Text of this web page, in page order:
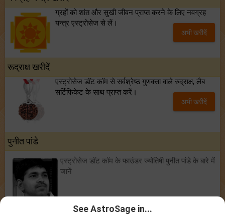
ग्रहों को शांत और सुखी जीवन प्राप्त करने के लिए नवग्रह
यन्त्र एस्ट्रोसेज से लें।
अभी खरीदें
रूद्राक्ष खरीदें
एस्ट्रोसेज डॉट कॉम से सर्वश्रेष्ठ गुणवत्ता वाले रुद्राक्ष, लैब
सर्टिफिकेट के साथ प्राप्त करें।
अभी खरीदें
पुनीत पांडे
एस्ट्रोसेज डॉट कॉम के फाउंडर ज्योतिषी पुनीत पांडे के बारे में
जानें
See AstroSage in...